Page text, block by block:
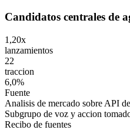
Candidatos centrales de
1,20x
lanzamientos
22
traccion
6,0%
Fuente
Analisis de mercado sobre API
Subgrupo de voz y accion
Recibo de fuentes